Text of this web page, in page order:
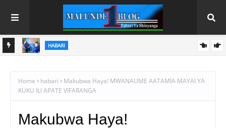
HABARI
Home habari
Makubwa Haya! MWANAUME AATAMIA MAYAI YA
KUKU ILI APATE VIFARANGA
Makubwa Haya!